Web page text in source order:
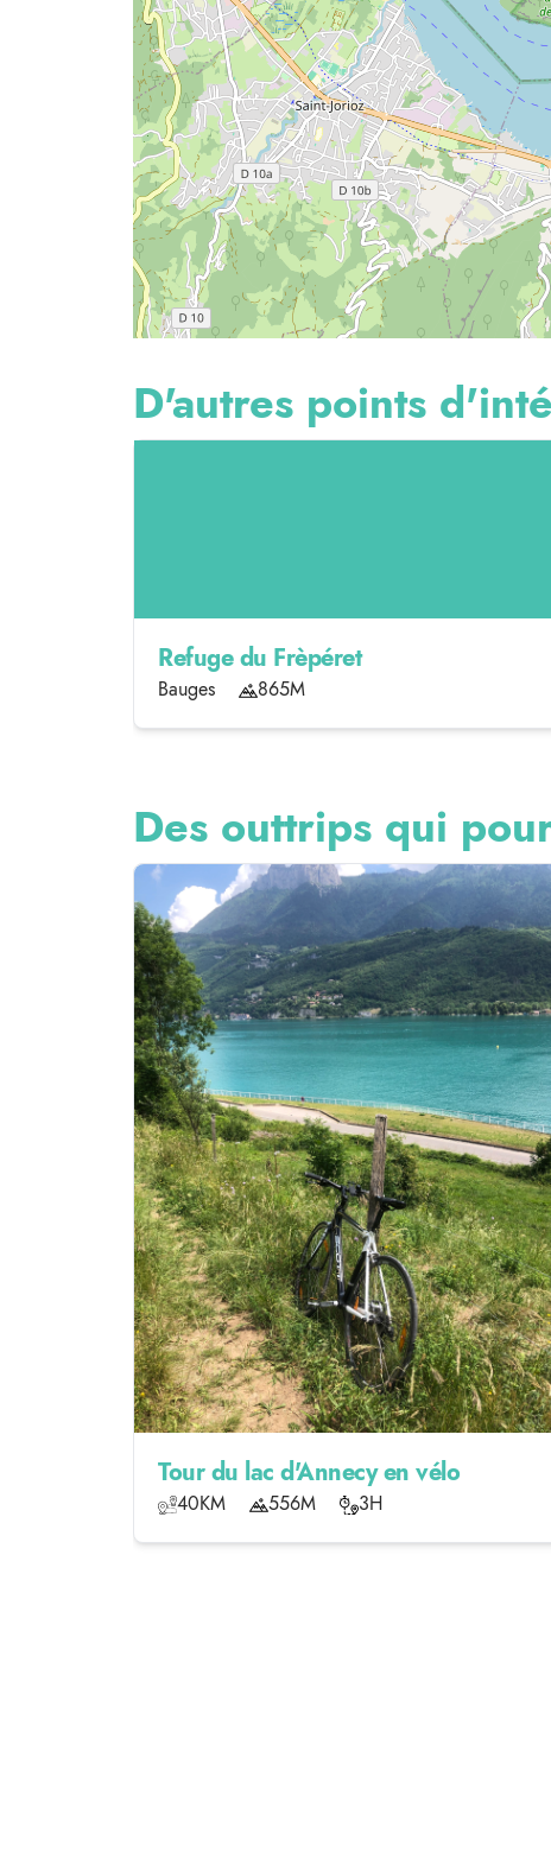
D'autres points
Refuge du Frèpéret
Bauges 865M
Des outtrips qui
Tour du lac d'Annecy en vélo
40KM 556M 3H